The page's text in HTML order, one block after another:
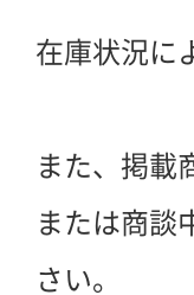
在庫状況に
また、掲載
または商談
さい。